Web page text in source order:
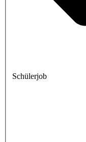
Schülerjob